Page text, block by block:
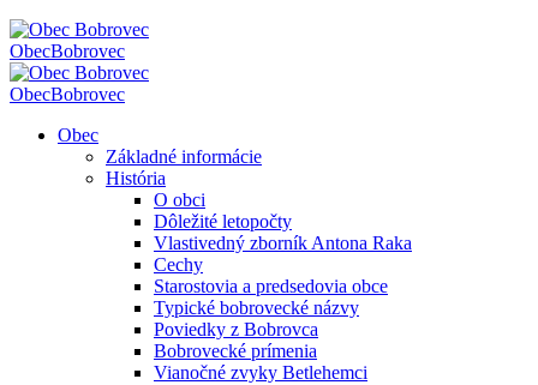
ObecBobrovec
ObecBobrovec
Obec
Základné informácie
História
O obci
Dôležité letopočty
Vlastivedný zborník Antona Raka
Cechy
Starostovia a predsedovia obce
Typické bobrovecké názvy
Poviedky z Bobrovca
Bobrovecké prímenia
Vianočné zvyky Betlehemci